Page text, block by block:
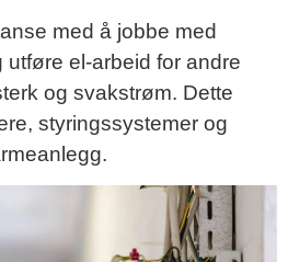
med å jobbe med
el-arbeid for andre
og svakstrøm. Dette
styringssystemer og